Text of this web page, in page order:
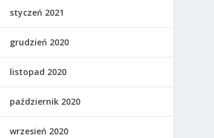
styczeń 2021
grudzień 2020
listopad 2020
październik 2020
wrzesień 2020